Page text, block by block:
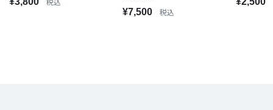
税込
¥7,500 税込